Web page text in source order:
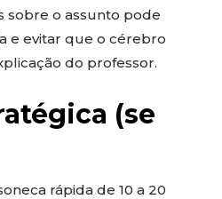
sobre o assunto pode
e evitar que o cérebro
do professor.
(se
rápida de 10 a 20